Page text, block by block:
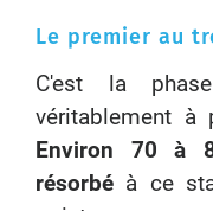
Le premier au
C'est la
véritablement à
Environ 70 à
résorbé à ce